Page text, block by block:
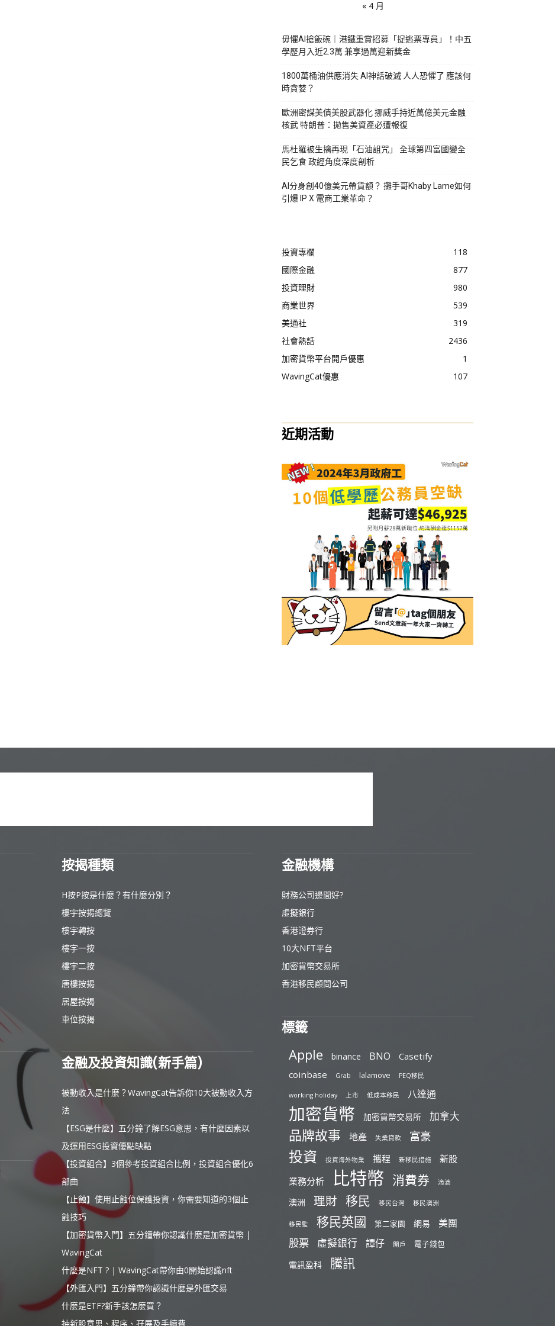
« 4 月
毋懼AI搶飯碗｜港鐵重賞招募「捉逃票專員」！中五
學歷月入近2.3萬 兼享過萬迎新獎金
1800萬桶油供應消失 AI神話破滅 人人恐懼了 應該何
時貪婪？
歐洲密謀美債美股武器化 挪威手持近萬億美元金融
核武 特朗普：拋售美資產必遭報復
馬杜羅被生擒再現「石油詛咒」 全球第四富國變全
民乞食 政經角度深度剖析
AI分身創40億美元帶貨額？ 攤手哥Khaby Lame如何
引爆 IP X 電商工業革命？
投資專欄
118
國際金融
877
投資理財
980
商業世界
539
美通社
319
社會熱話
2436
加密貨幣平台開戶優惠
1
WavingCat優惠
107
近期活動
按揭種類
H按P按是什麼？有什麼分別？
樓宇按揭總覽
樓宇轉按
樓宇一按
樓宇二按
唐樓按揭
居屋按揭
車位按揭
金融及投資知識(新手篇)
被動收入是什麼？WavingCat告訴你10大被動收入方
法
【ESG是什麼】五分鐘了解ESG意思，有什麼因素以
及運用ESG投資優點缺點
【投資組合】3個參考投資組合比例，投資組合優化6
部曲
【止蝕】使用止蝕位保護投資，你需要知道的3個止
蝕技巧
【加密貨幣入門】五分鐘帶你認識什麼是加密貨幣 |
WavingCat
什麼是NFT ? | WavingCat帶你由0開始認識nft
【外匯入門】五分鐘帶你認識什麼是外匯交易
什麼是ETF?新手該怎麼買？
抽新股意思、程序、孖展及手續費
金融機構
財務公司邊間好?
虛擬銀行
香港證券行
10大NFT平台
加密貨幣交易所
香港移民顧問公司
標籤
Apple binance BNO
Casetify
coinbase
Grab lalamove PEQ移民
working holiday 上市 低成本移民 八達通
加密貨幣 加密貨幣交易所 加拿大
品牌故事 地產 失業貸款 富豪
投資 投資海外物業 攜程 新移民措施
新股
業務分析
比特幣 消費券 滴滴
澳洲 理財 移民 移民台灣 移民澳洲
移民監 移民英國 第二家園 網易 美團
股票 虛擬銀行 譚仔 開戶 電子錢包
電訊盈科 騰訊